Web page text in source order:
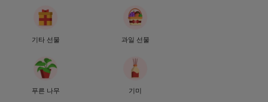
기타 선물 과일 선물
푸른 나무 기미